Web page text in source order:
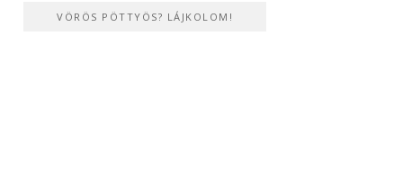
VÖRÖS PÖTTYÖS? LÁJKOLOM!